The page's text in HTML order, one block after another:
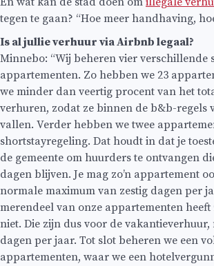
tegen te gaan? “Hoe meer handhaving,
Is al jullie verhuur via Airbnb legaal?
Minnebo: “Wij beheren vier verschillende
appartementen. Zo hebben we 23
we minder dan veertig procent van het
verhuren, zodat ze binnen de b&b-regels
vallen. Verder hebben we twee
shortstayregeling. Dat houdt in dat je
de gemeente om huurders te ontvangen
dagen blijven. Je mag zo’n appartement
normale maximum van zestig dagen per
merendeel van onze appartementen heeft
niet. Die zijn dus voor de
dagen per jaar. Tot slot beheren we een
appartementen, waar we een